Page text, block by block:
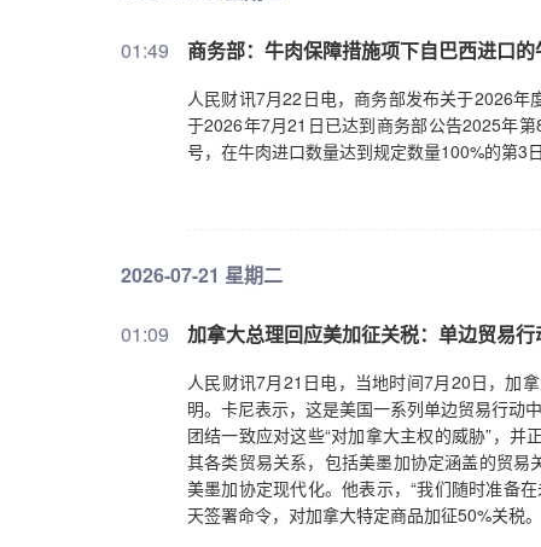
01:49 商务部：牛肉保障措施项下自巴西进口
人民财讯7月22日电，商务部发布关于2026
于2026年7月21日已达到商务部公告2025年
号，在牛肉进口数量达到规定数量100%的第3
2026-07-21 星期二
01:09 加拿大总理回应美加征关税：单边贸易
人民财讯7月21日电，当地时间7月20日，加
明。卡尼表示，这是美国一系列单边贸易行
团结一致应对这些“对加拿大主权的威胁”，
其各类贸易关系，包括美墨加协定涵盖的贸
美墨加协定现代化。他表示，“我们随时准备
天签署命令，对加拿大特定商品加征50%关税